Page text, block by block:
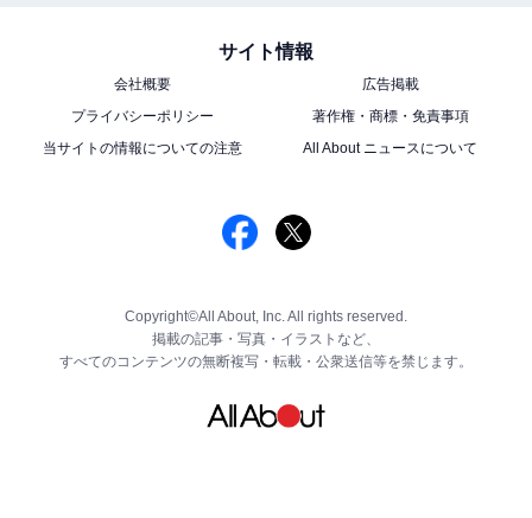
サイト情報
会社概要
広告掲載
プライバシーポリシー
著作権・商標・免責事項
当サイトの情報についての注意
All About ニュースについて
Copyright©All About, Inc. All rights reserved.
掲載の記事・写真・イラストなど、
すべてのコンテンツの無断複写・転載・公衆送信等を禁じます。